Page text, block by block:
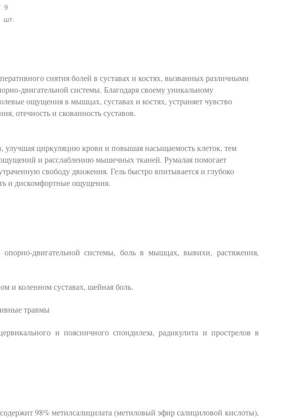
9
шт.
снятия болей в суставах и костях, вызванных различными
двигательной системы. Благодаря своему уникальному
ощущения в мышцах, суставах и костях, устраняет чувство
отечность и скованность суставов.
улучшая циркуляцию крови и повышая насыщаемость клеток, тем
и расслаблению мышечных тканей. Румалая помогает
свободу движения. Гель быстро впитывается и глубоко
и дискомфортные ощущения.
двигательной системы, боль в мышцах, вывихи, растяжения,
и коленном суставах, шейная боль.
травмы
и поясничного спондилеза, радикулита и прострелов в
содержит 98% метилсалицилата (метиловый эфир салициловой кислоты),